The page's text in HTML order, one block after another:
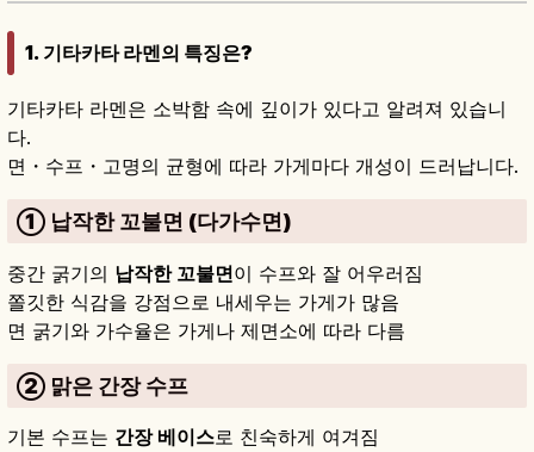
1. 기타카타 라멘의 특징은?
기타카타 라멘은 소박함 속에 깊이가 있다고 알려져 있습니
다.
면・수프・고명의 균형에 따라 가게마다 개성이 드러납니다.
① 납작한 꼬불면 (다가수면)
중간 굵기의 납작한 꼬불면이 수프와 잘 어우러짐
쫄깃한 식감을 강점으로 내세우는 가게가 많음
면 굵기와 가수율은 가게나 제면소에 따라 다름
② 맑은 간장 수프
기본 수프는 간장 베이스로 친숙하게 여겨짐